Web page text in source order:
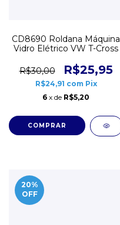
CD8690 Roldana Máquina
Vidro Elétrico VW T-Cross
R$30,00 R$25,95
R$24,91 com Pix
6 x de R$5,20
20%
OFF